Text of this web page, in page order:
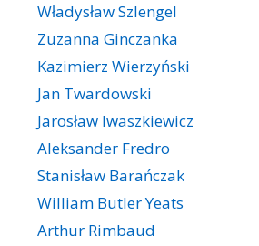
Władysław Szlengel
Zuzanna Ginczanka
Kazimierz Wierzyński
Jan Twardowski
Jarosław Iwaszkiewicz
Aleksander Fredro
Stanisław Barańczak
William Butler Yeats
Arthur Rimbaud